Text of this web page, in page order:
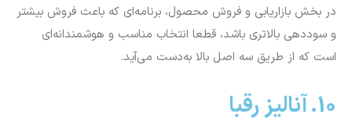
در بخش بازاریابی و فروش محصول، برنامه‌ای که باعث فروش بیشتر
و سوددهی بالاتری باشد، قطعا انتخاب مناسب و هوشمندانه‌ای
است که از طریق سه اصل بالا به‌دست می‌آید.
10. آنالیز رقبا